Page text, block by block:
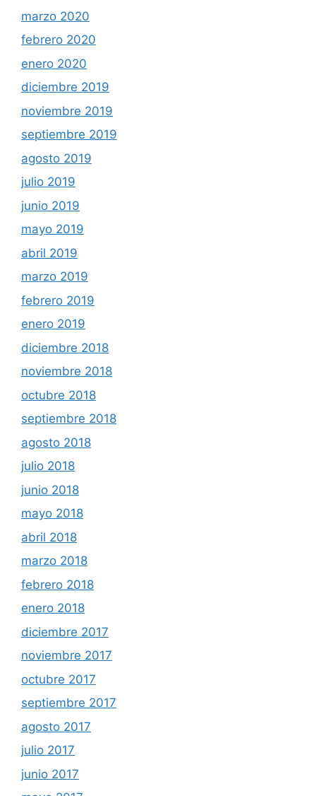
marzo 2020
febrero 2020
enero 2020
diciembre 2019
noviembre 2019
septiembre 2019
agosto 2019
julio 2019
junio 2019
mayo 2019
abril 2019
marzo 2019
febrero 2019
enero 2019
diciembre 2018
noviembre 2018
octubre 2018
septiembre 2018
agosto 2018
julio 2018
junio 2018
mayo 2018
abril 2018
marzo 2018
febrero 2018
enero 2018
diciembre 2017
noviembre 2017
octubre 2017
septiembre 2017
agosto 2017
julio 2017
junio 2017